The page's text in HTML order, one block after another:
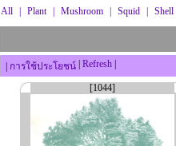
All Plant Mushroom Squid Shell
การใช้ประโยชน์ Refresh
[1044]